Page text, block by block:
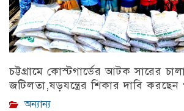
চট্টগ্রামে কোস্টগার্ডের আটক সারের
জটিলতা,ষড়যন্ত্রের শিকার দাবি
অন্যান্য